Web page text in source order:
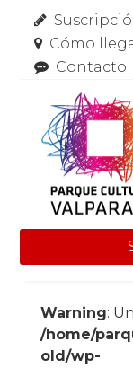
Cómo
Contacto
Warning:
/home/
old/wp-